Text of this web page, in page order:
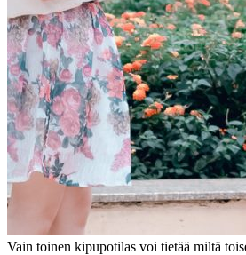
Vain toinen kipupotilas voi tietää miltä